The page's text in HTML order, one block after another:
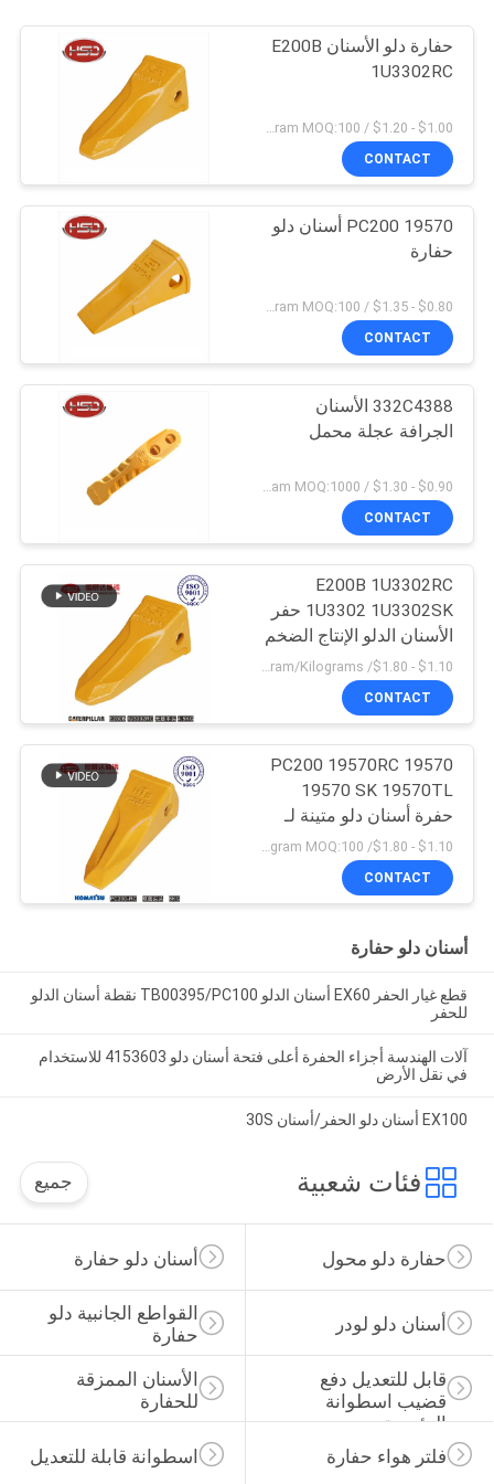
حفارة دلو الأسنان E200B
1U3302RC
CONTACT
PC200 19570 أسنان دلو
حفارة
$0.80 - $1.35 / Kilogram MOQ:100 كيلوغرام / كيلوغرام
CONTACT
332C4388 الأسنان
الجرافة عجلة محمل
$0.90 - $1.30 / Kilogram MOQ:1000 كيلوغرام / كيلوغرام
CONTACT
E200B 1U3302RC
1U3302 1U3302SK حفر
الأسنان الدلو الإنتاج الضخم
CONTACT
PC200 19570RC 19570
19570 SK 19570TL
حفرة أسنان دلو متينة لـ
كوماتسو
CONTACT
أسنان دلو حفارة
قطع غيار الحفر EX60 أسنان الدلو TB00395/PC100 نقطة أسنان الدلو
للحفر
آلات الهندسة أجزاء الحفرة أعلى فتحة أسنان دلو 4153603 للاستخدام
في نقل الأرض
EX100 أسنان دلو الحفر/أسنان 30S
فئات شعبية جميع
أسنان دلو حفارة حفارة دلو محول
القواطع الجانبية دلو
حفارة
أسنان دلو لودر
الأسنان الممزقة
للحفارة
قابل للتعديل دفع
قضيب اسطوانة
الرئيسية
اسطوانة قابلة للتعديل
فلتر هواء حفارة